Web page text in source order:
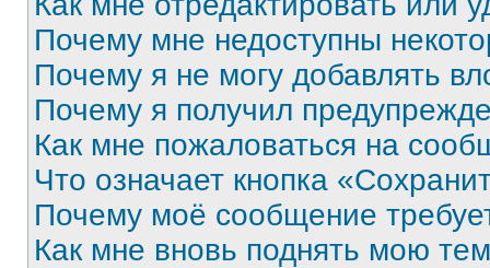
Почему мне недоступны
Почему я не могу добавлять
Почему я получил
Как мне пожаловаться на
Что означает кнопка
Почему моё сообщение
Как мне вновь поднять мою